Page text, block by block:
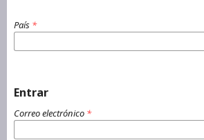
País *
Entrar
Correo electrónico *